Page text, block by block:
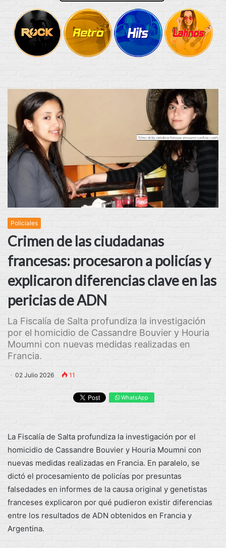
Policiales
Crimen de las ciudadanas
francesas: procesaron a policías y
explicaron diferencias clave en las
pericias de ADN
La Fiscalía de Salta profundiza la investigación
por el homicidio de Cassandre Bouvier y Houria
Moumni con nuevas medidas realizadas en
Francia.
02 Julio 2026 11
WhatsApp
La Fiscalía de Salta profundiza la investigación por el
homicidio de Cassandre Bouvier y Houria Moumni con
nuevas medidas realizadas en Francia. En paralelo, se
dictó el procesamiento de policías por presuntas
falsedades en informes de la causa original y genetistas
franceses explicaron por qué pudieron existir diferencias
entre los resultados de ADN obtenidos en Francia y
Argentina.